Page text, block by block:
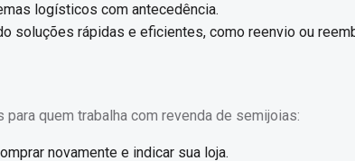
logísticos com antecedência.
soluções rápidas e eficientes, como reenvio ou
quem trabalha com revenda de semijoias:
novamente e indicar sua loja.